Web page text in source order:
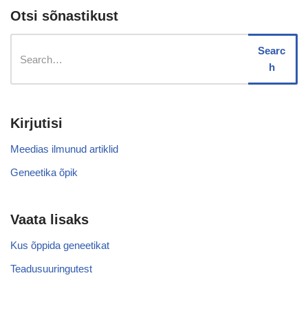
Otsi sõnastikust
Searc
h
Kirjutisi
Meedias ilmunud artiklid
Geneetika õpik
Vaata lisaks
Kus õppida geneetikat
Teadusuuringutest